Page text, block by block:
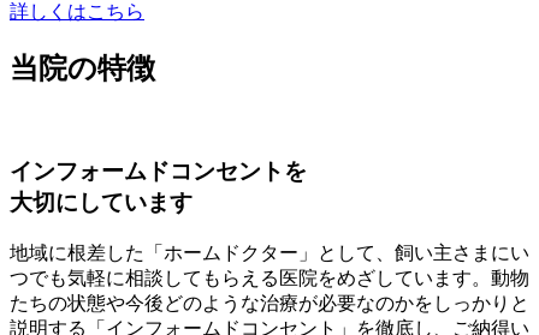
詳しくはこちら
当院の特徴
インフォームドコンセントを
大切にしています
地域に根差した「ホームドクター」として、飼い主さまにい
つでも気軽に相談してもらえる医院をめざしています。動物
たちの状態や今後どのような治療が必要なのかをしっかりと
説明する「インフォームドコンセント」を徹底し、ご納得い